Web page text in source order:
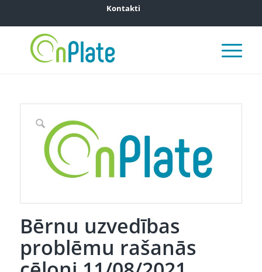
Kontakti
Bērnu uzvedības
problēmu rašanās